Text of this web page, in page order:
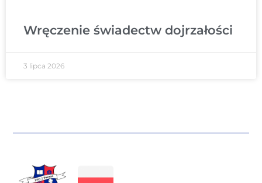
Wręczenie świadectw dojrzałości
3 lipca 2026